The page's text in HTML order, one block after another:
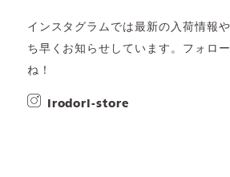
インスタグラムでは最新の入荷情報
ち早くお知らせしています。フォロ
ね！
irodori-store